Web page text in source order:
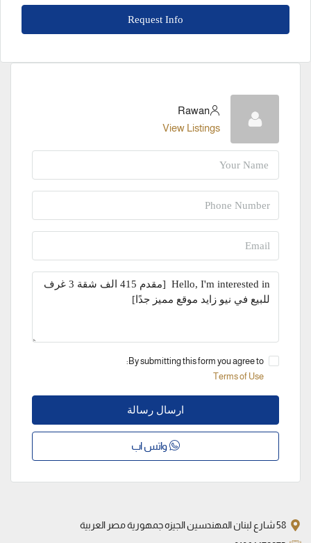
Request Info
Rawan
View Listings
By submitting this form you agree to:
Terms of Use
ارسال رسالة
واتس اب
58 شارع لبنان المهندسين الجيزه جمهورية مصر العربية